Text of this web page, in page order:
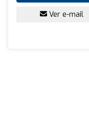
Ver e-mail